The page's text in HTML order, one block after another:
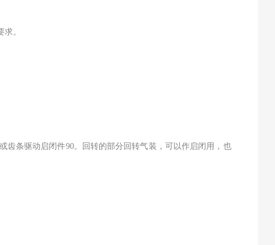
。
齿条驱动启闭件90。回转的部分回转气装，可以作启闭用，也